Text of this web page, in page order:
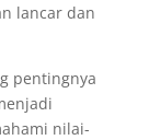
lancar dan
pentingnya
nilai-